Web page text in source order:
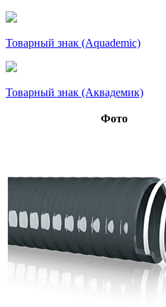
Товарный знак (Aquademic)
Товарный знак (Аквадемик)
Фото